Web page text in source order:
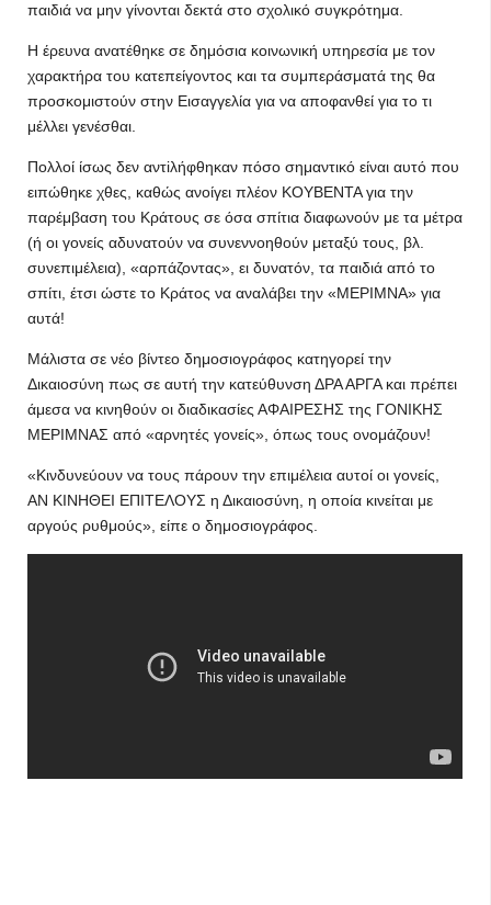
παιδιά να μην γίνονται δεκτά στο σχολικό συγκρότημα.
Η έρευνα ανατέθηκε σε δημόσια κοινωνική υπηρεσία με τον
χαρακτήρα του κατεπείγοντος και τα συμπεράσματά της θα
προσκομιστούν στην Εισαγγελία για να αποφανθεί για το τι
μέλλει γενέσθαι.
Πολλοί ίσως δεν αντiλήφθηκαν πόσο σημαντικό είναι αυτό που
ειπώθηκε χθες, καθώς ανοίγει πλέον ΚΟΥΒΕΝΤΑ για την
παρέμβαση του Κράτους σε όσα σπίτια διαφωνούν με τα μέτρα
(ή οι γονείς αδυνατούν να συνεννοηθούν μεταξύ τους, βλ.
συνεπιμέλεια), «αρπάζοντας», ει δυνατόν, τα παιδιά από το
σπίτι, έτσι ώστε το Κράτος να αναλάβει την «ΜΕΡΙΜΝΑ» για
αυτά!
Μάλιστα σε νέο βίντεο δημοσιογράφος κατηγορεί την
Δικαιοσύνη πως σε αυτή την κατεύθυνση ΔΡΑ ΑΡΓΑ και πρέπει
άμεσα να κινηθούν οι διαδικασίες ΑΦΑΙΡΕΣΗΣ της ΓΟΝΙΚΗΣ
ΜΕΡΙΜΝΑΣ από «αρνητές γονείς», όπως τους ονομάζουν!
«Κινδυνεύουν να τους πάρουν την επιμέλεια αυτοί οι γονείς,
ΑΝ ΚΙΝΗΘΕΙ ΕΠΙΤΕΛΟΥΣ η Δικαιοσύνη, η οποία κινείται με
αργούς ρυθμούς», είπε ο δημοσιογράφος.